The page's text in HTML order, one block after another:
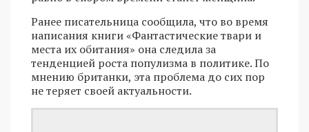
Ранее писательница сообщила, что во время
написания книги «Фантастические твари и
места их обитания» она следила за
тенденцией роста популизма в политике. По
мнению британки, эта проблема до сих пор
не теряет своей актуальности.